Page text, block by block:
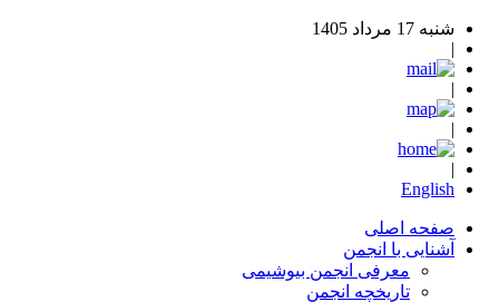
شنبه 17 مرداد 1405
English
صفحه اصلی
آشنایی با انجمن
معرفی انجمن بیوشیمی
تاریخچه انجمن